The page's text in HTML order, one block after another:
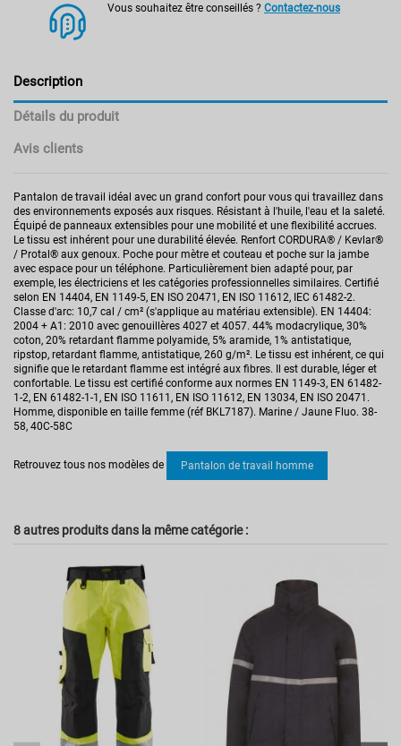
Vous souhaitez être conseillés ? Contactez-nous
Description
Détails du produit
Avis clients
Pantalon de travail idéal avec un grand confort pour vous qui travaillez dans
des environnements exposés aux risques. Résistant à l'huile, l'eau et la saleté.
Équipé de panneaux extensibles pour une mobilité et une flexibilité accrues.
Le tissu est inhérent pour une durabilité élevée. Renfort CORDURA® / Kevlar®
/ Protal® aux genoux. Poche pour mètre et couteau et poche sur la jambe
avec espace pour un téléphone. Particulièrement bien adapté pour, par
exemple, les électriciens et les catégories professionnelles similaires. Certifié
selon EN 14404, EN 1149-5, EN ISO 20471, EN ISO 11612, IEC 61482-2.
Classe d'arc: 10,7 cal / cm² (s'applique au matériau extensible). EN 14404:
2004 + A1: 2010 avec genouillères 4027 et 4057. 44% modacrylique, 30%
coton, 20% retardant flamme polyamide, 5% aramide, 1% antistatique,
ripstop, retardant flamme, antistatique, 260 g/m². Le tissu est inhérent, ce qui
signifie que le retardant flamme est intégré aux fibres. Il est durable, léger et
confortable. Le tissu est certifié conforme aux normes EN 1149-3, EN 61482-
1-2, EN 61482-1-1, EN ISO 11611, EN ISO 11612, EN 13034, EN ISO 20471.
Homme, disponible en taille femme (réf BKL7187). Marine / Jaune Fluo. 38-
58, 40C-58C
EN 1149-3
EN 13034
EN 61482-1-1
EN ISO 11612
EN ISO 20471.
Secteur d'activités
Multirisque
Haute visibilité
Homme
BKL1787
Retrouvez tous nos modèles de
Pantalon de travail homme
8 autres produits dans la même catégorie :